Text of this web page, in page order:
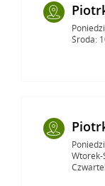
Środa:
Wtorek-